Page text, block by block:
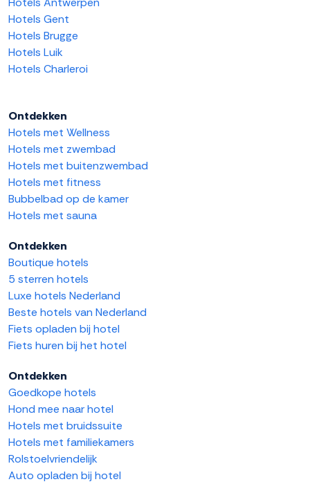
Hotels Gent
Hotels Brugge
Hotels Luik
Hotels Charleroi
Ontdekken
Hotels met Wellness
Hotels met zwembad
Hotels met buitenzwembad
Hotels met fitness
Bubbelbad op de kamer
Hotels met sauna
Ontdekken
Boutique hotels
5 sterren hotels
Luxe hotels Nederland
Beste hotels van Nederland
Fiets opladen bij hotel
Fiets huren bij het hotel
Ontdekken
Goedkope hotels
Hond mee naar hotel
Hotels met bruidssuite
Hotels met familiekamers
Rolstoelvriendelijk
Auto opladen bij hotel